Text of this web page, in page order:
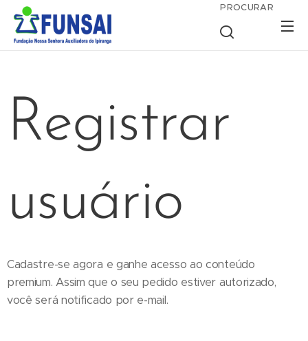
PROCURAR
Registrar
usuário
Cadastre-se agora e ganhe acesso ao conteúdo
premium. Assim que o seu pedido estiver autorizado,
você será notificado por e-mail.